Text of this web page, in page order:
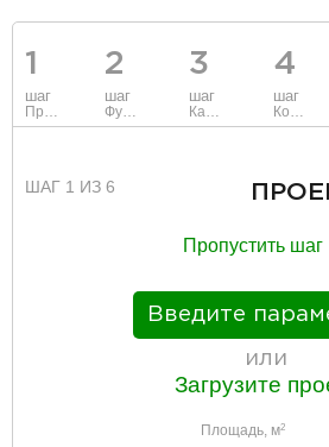
1
шаг
2
шаг
3
шаг
4
шаг
ШАГ 1 ИЗ 6
Пропустить шаг
Введите
или
Загрузите
Площадь, м2